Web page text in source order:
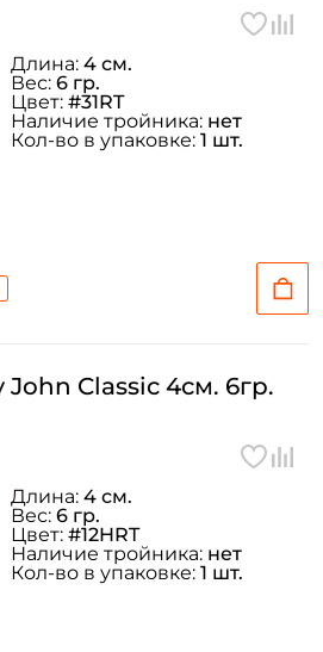
Длина: 4 см.
Вес: 6 гр.
Цвет: #31RT
Наличие тройника: нет
Кол-во в упаковке: 1 шт.
Classic 4см. 6гр.
Длина: 4 см.
Вес: 6 гр.
Цвет: #12HRT
Наличие тройника: нет
Кол-во в упаковке: 1 шт.